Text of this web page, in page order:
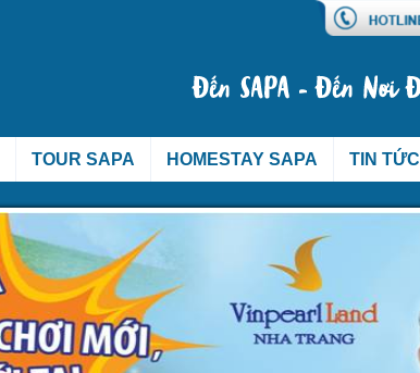
TOUR SAPA HOMESTAY SAPA TIN TỨC